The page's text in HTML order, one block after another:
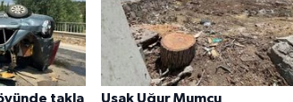
takla
Uşak Uğur Mumcu